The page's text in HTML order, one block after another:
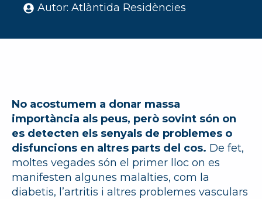
Autor: Atlàntida Residències
No acostumem a donar massa
importància als peus, però sovint són on
es detecten els senyals de problemes o
disfuncions en altres parts del cos. De fet,
moltes vegades són el primer lloc on es
manifesten algunes malalties, com la
diabetis, l’artritis i altres problemes vasculars